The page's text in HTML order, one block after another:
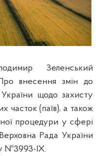
Зеленський
внесення змін до
щодо захисту
часток (паїв), а також
процедури у сфері
Рада України
№3993-ІХ.